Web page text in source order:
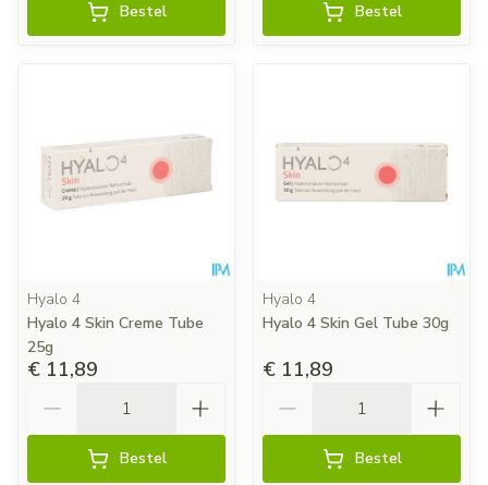
Bestel Bestel
Hyalo 4
Hyalo 4 Skin Creme Tube
25g
€ 11,89
Bestel
Hyalo 4
Hyalo 4 Skin Gel Tube 30g
€ 11,89
Bestel